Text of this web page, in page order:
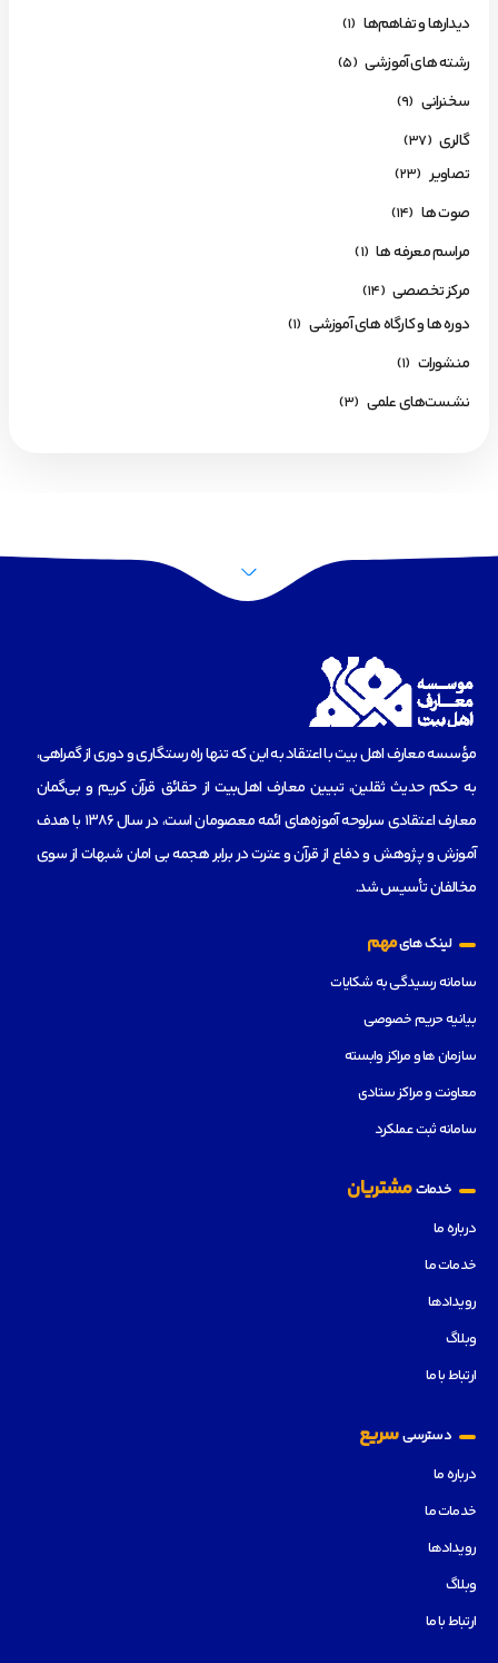
دیدارها و تفاهم‌ها (1)
رشته های آموزشی (5)
سخنرانی (9)
گالری (37)
تصاویر (23)
صوت ها (14)
مراسم معرفه ها (1)
مرکز تخصصی (14)
دوره ها و کارگاه های آموزشی (1)
منشورات (1)
نشست‌های علمی (3)
مؤسسه‌ معارف اهل بیت با اعتقاد به این که تنها راه رستگاری و دوری از گمراهی،
به حکم حدیث ثقلین، تبیین معارف اهل‌بیت از حقائق قرآن کریم و بی‌گمان
معارف اعتقادی سرلوحه آموزه‌های ائمه معصومان است، در سال 1386 با هدف
آموزش و پژوهش و دفاع از قرآن و عترت در برابر هجمه بی امان شبهات از سوی
مخالفان تأسیس شد.
لینک هایمهم
سامانه رسیدگی به شکایات
بیانیه حریم خصوصی
سازمان ها و مراکز وابسته
معاونت و مراکز ستادی
سامانه ثبت عملکرد
خدماتمشتریان
درباره ما
خدمات ما
رویدادها
وبلاگ
ارتباط با ما
دسترسیسریع
درباره ما
خدمات ما
رویدادها
وبلاگ
ارتباط با ما